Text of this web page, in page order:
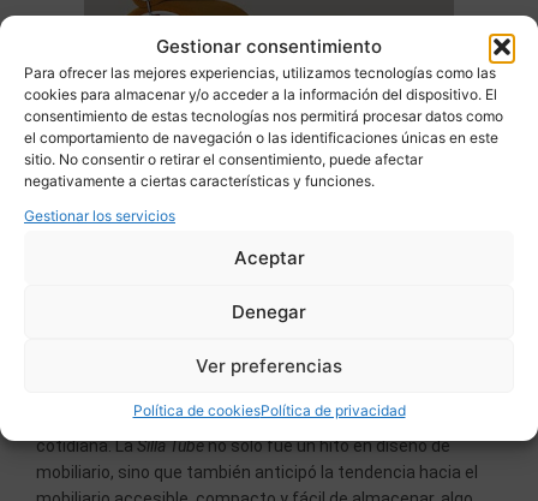
Gestionar consentimiento
Para ofrecer las mejores experiencias, utilizamos tecnologías como las
cookies para almacenar y/o acceder a la información del dispositivo. El
consentimiento de estas tecnologías nos permitirá procesar datos como
el comportamiento de navegación o las identificaciones únicas en este
sitio. No consentir o retirar el consentimiento, puede afectar
negativamente a ciertas características y funciones.
Gestionar los servicios
Aceptar
Denegar
Ver preferencias
Política de cookiesPolítica de privacidad
Una de las obras más representativas de Colombo es la
Tube
(1969), un diseño modular que revolucionó la
rellenos de espuma de poliuretano, esta silla no solo ofrecía
los usuarios podían combinar los cilindros de distintas
necesidades. Este concepto modular reflejaba su visión de
transformación que se adaptan a los cambios en la vida
cotidiana. LaSilla Tubeno solo fue un hito en diseño de
mobiliario, sino que también anticipó la tendencia hacia el